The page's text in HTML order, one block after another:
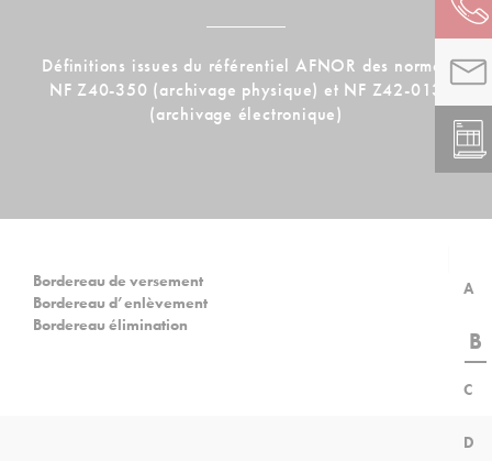
Définitions issues du référentiel AFNOR des normes
NF Z40-350 (archivage physique) et NF Z42-013
(archivage électronique)
A
B
C
D
Bordereau de versement
Bordereau d’enlèvement
Bordereau élimination